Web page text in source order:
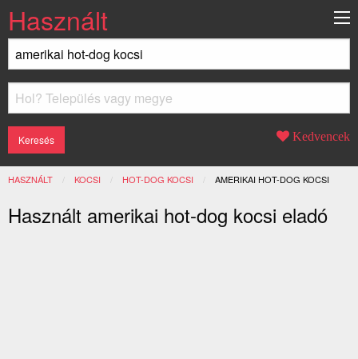
Használt
Kedvencek
HASZNÁLT KOCSI HOT-DOG KOCSI JELENLEGI:
AMERIKAI HOT-DOG KOCSI
Használt amerikai hot-dog kocsi eladó